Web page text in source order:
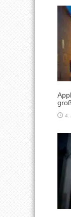
4.